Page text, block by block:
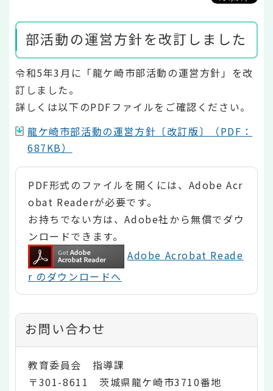
部活動の運営方針を改訂しました
令和5年3月に「龍ケ崎市部活動の運営方針」を改
訂しました。
詳しくは以下のPDFファイルをご確認ください。
龍ケ崎市部活動の運営方針〔改訂版〕（PDF：
687KB）
PDF形式のファイルを開くには、Adobe Acr
obat Readerが必要です。
お持ちでない方は、Adobe社から無償でダウ
ンロードできます。
Adobe Acrobat Reade
r のダウンロードへ
お問い合わせ
教育委員会 指導課
〒301-8611 茨城県龍ケ崎市3710番地